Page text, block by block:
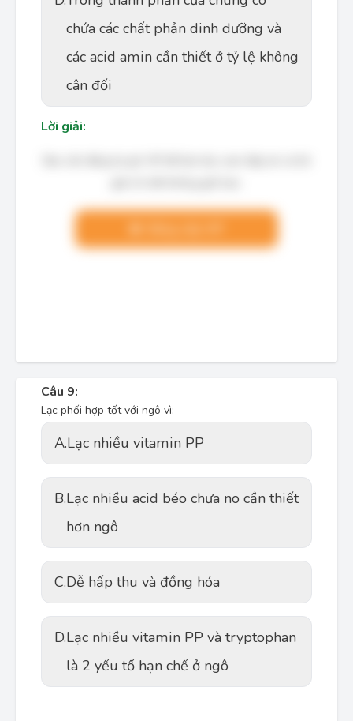
chứa các chất phản dinh dưỡng và
các acid amin cần thiết ở tỷ lệ không
cân đối
Lời giải:
Câu 9:
Lạc phối hợp tốt với ngô vì:
A.Lạc nhiều vitamin PP
B.Lạc nhiều acid béo chưa no cần thiết
hơn ngô
C.Dễ hấp thu và đồng hóa
D.Lạc nhiều vitamin PP và tryptophan
là 2 yếu tố hạn chế ở ngô